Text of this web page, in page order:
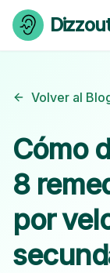
Skip to content
Volver al
Cómo
8
por